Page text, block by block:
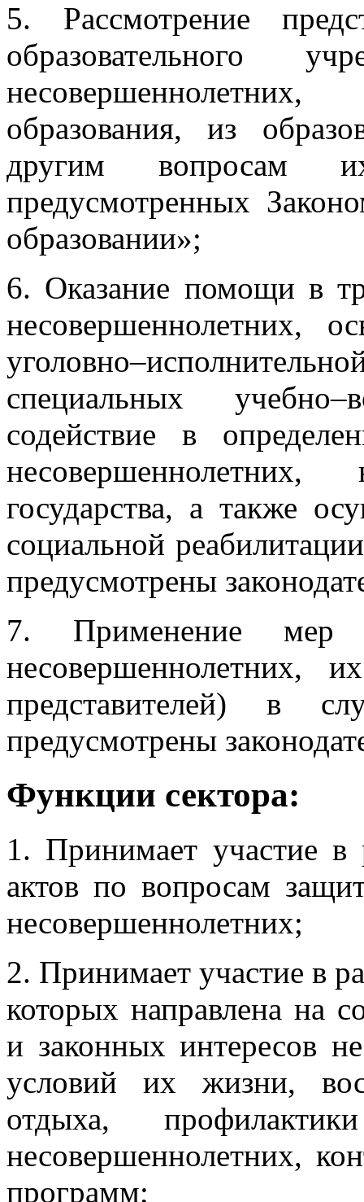
5. Рассмотрение
образовательного
образования, из
другим вопросам
предусмотренных
образовании»;
6. Оказание помощи в
несовершеннолетних,
специальных
содействие в
государства, а также
социальной
предусмотрены
7. Применение мер
несовершеннолетних,
представителей) в
предусмотрены
Функции сектора:
1. Принимает участие в
актов по вопросам
несовершеннолетних;
2. Принимает участие в
которых направлена на
и законных интересов
условий их жизни,
отдыха,
несовершеннолетних,
программ;